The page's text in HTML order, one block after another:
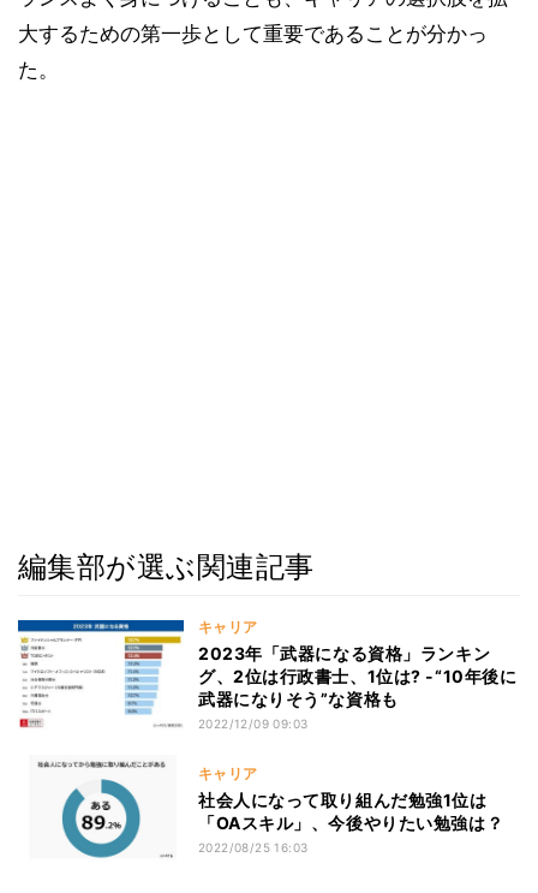
大するための第一歩として重要であることが分かっ
た。
編集部が選ぶ関連記事
キャリア
2023年「武器になる資格」ランキン
グ、2位は行政書士、1位は? -“10年後に
武器になりそう”な資格も
2022/12/09 09:03
キャリア
社会人になって取り組んだ勉強1位は
「OAスキル」、今後やりたい勉強は？
2022/08/25 16:03